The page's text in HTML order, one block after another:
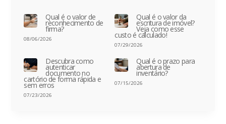
Qual é o valor de
reconhecimento de
firma?
08/06/2026
Qual é o valor da
escritura de imóvel?
Veja como esse
custo é calculado!
07/29/2026
Descubra como
autenticar
documento no
cartório de forma rápida e
sem erros
07/23/2026
Qual é o prazo para
abertura de
inventário?
07/15/2026